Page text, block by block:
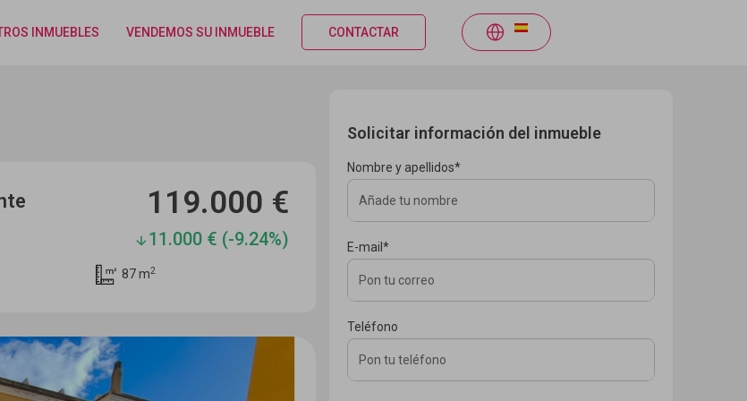
INMUEBLES VENDEMOS SU INMUEBLE CONTACTAR
119.000 €
11.000 € (-9.24%)
87 m2
Solicitar información del inmueble
Nombre y apellidos*
E-mail*
Teléfono